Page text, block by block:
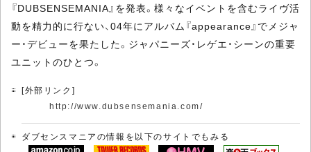
『DUBSENSEMANIA』を発表。様々なイベントを含むライヴ活
動を精力的に行ない、04年にアルバム『appearance』でメジャ
ー・デビューを果たした。ジャパニーズ・レゲエ・シーンの重要
ユニットのひとつ。
[外部リンク]
http://www.dubsensemania.com/
ダブセンスマニアの情報を以下のサイトでもみる